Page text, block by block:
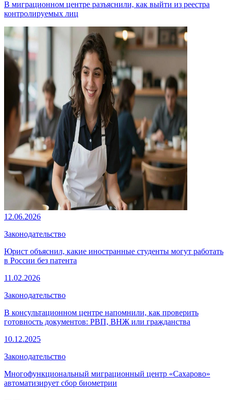
В миграционном центре разъяснили, как выйти из реестра
контролируемых лиц
12.06.2026
Законодательство
Юрист объяснил, какие иностранные студенты могут работать
в России без патента
11.02.2026
Законодательство
В консультационном центре напомнили, как проверить
готовность документов: РВП, ВНЖ или гражданства
10.12.2025
Законодательство
Многофункциональный миграционный центр «Сахарово»
автоматизирует сбор биометрии